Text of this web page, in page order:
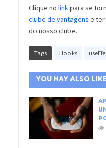
Clique no linkpara se
clube de vantagens e ter
do nosso clube.
Tags Hooks
YOU MAY ALSO